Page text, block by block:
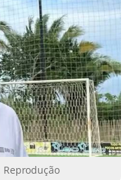
Reprodução